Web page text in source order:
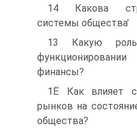
14 Какова
системы общества’
13 Какую
финансы?
1Ё Как влияет
рынков на
общества?